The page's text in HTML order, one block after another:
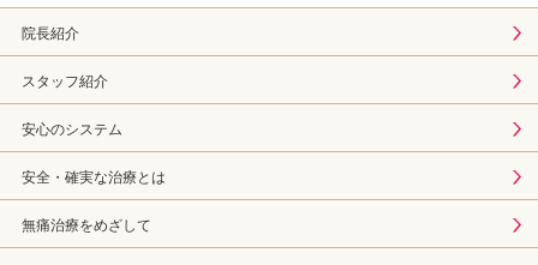
院長紹介
スタッフ紹介
安心のシステム
安全・確実な治療とは
無痛治療をめざして